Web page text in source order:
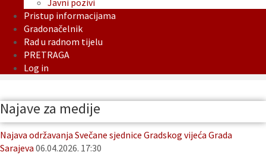
Javni pozivi
Pristup informacijama
Gradonačelnik
Rad u radnom tijelu
PRETRAGA
Log in
Najave za medije
Najava održavanja Svečane sjednice Gradskog vijeća Grada
Sarajeva 06.04.2026. 17:30